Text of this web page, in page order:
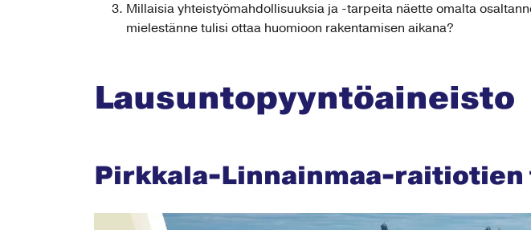
Millaisia yhteistyömahdollisuuksia ja -tarpeita näette omalta
mielestänne tulisi ottaa huomioon rakentamisen aikana?
Lausuntopyyntöaineisto
Pirkkala-Linnainmaa-